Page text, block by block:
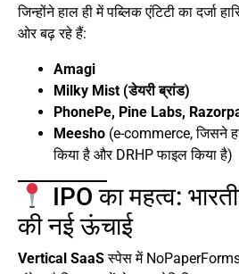
जिन्होंने हाल ही में पब्लिक एंटिटी का दर्जा
ओर बढ़ रहे हैं:
Amagi
Milky Mist (डेयरी ब्रांड)
PhonePe, Pine Labs,
Meesho (e-commerce, जिसने
किया है और DRHP फाइल किया है)
IPO का महत्व:
की नई ऊंचाई
Vertical SaaSस्पेस में